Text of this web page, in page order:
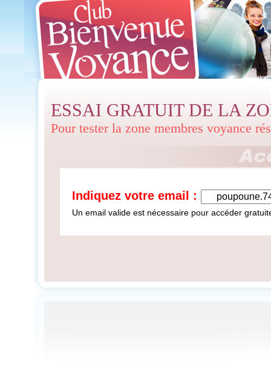
ESSAI GRATUIT DE LA
Pour tester la zone membres voyance
Indiquez votre email :
Un email valide est nécessaire pour accéder